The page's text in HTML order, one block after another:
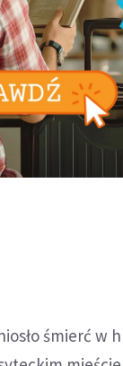
śmierć